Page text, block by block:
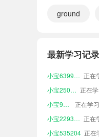
ground
最新学习记录
小宝401266
小宝776092 正在
小宝639910 正在
小宝250058 正在
小宝988119
正在学习
小宝229371 正在
小宝535204 正在